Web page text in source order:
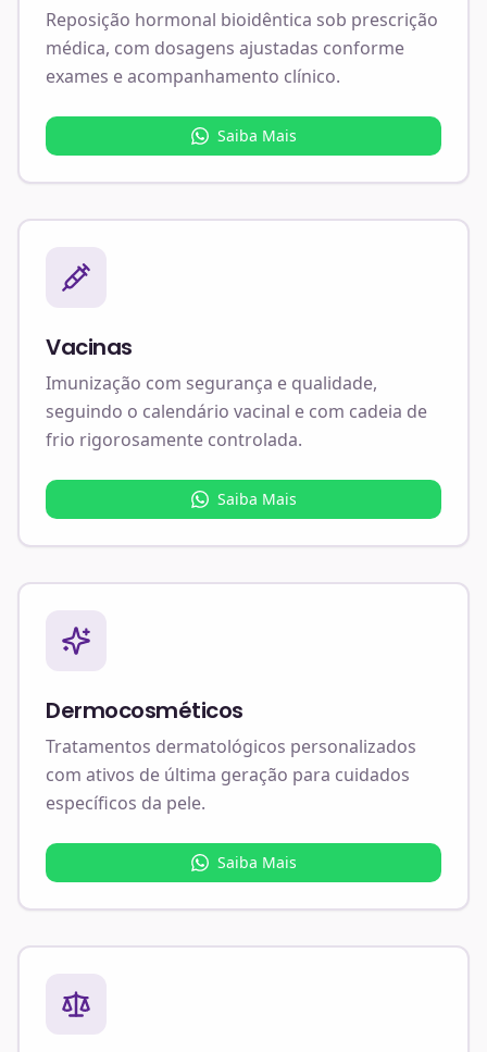
Reposição hormonal bioidêntica sob prescrição
médica, com dosagens ajustadas conforme
exames e acompanhamento clínico.
Saiba Mais
Vacinas
Imunização com segurança e qualidade,
seguindo o calendário vacinal e com cadeia de
frio rigorosamente controlada.
Saiba Mais
Dermocosméticos
Tratamentos dermatológicos personalizados
com ativos de última geração para cuidados
específicos da pele.
Saiba Mais